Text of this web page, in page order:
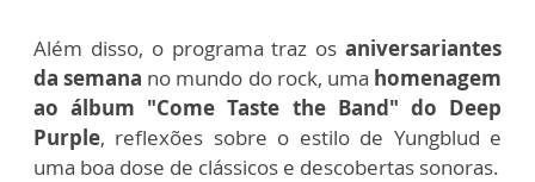
Além disso, o programa traz os aniversariantes
da semana no mundo do rock, uma homenagem
ao álbum "Come Taste the Band" do Deep
Purple, reflexões sobre o estilo de Yungblud e
uma boa dose de clássicos e descobertas sonoras.